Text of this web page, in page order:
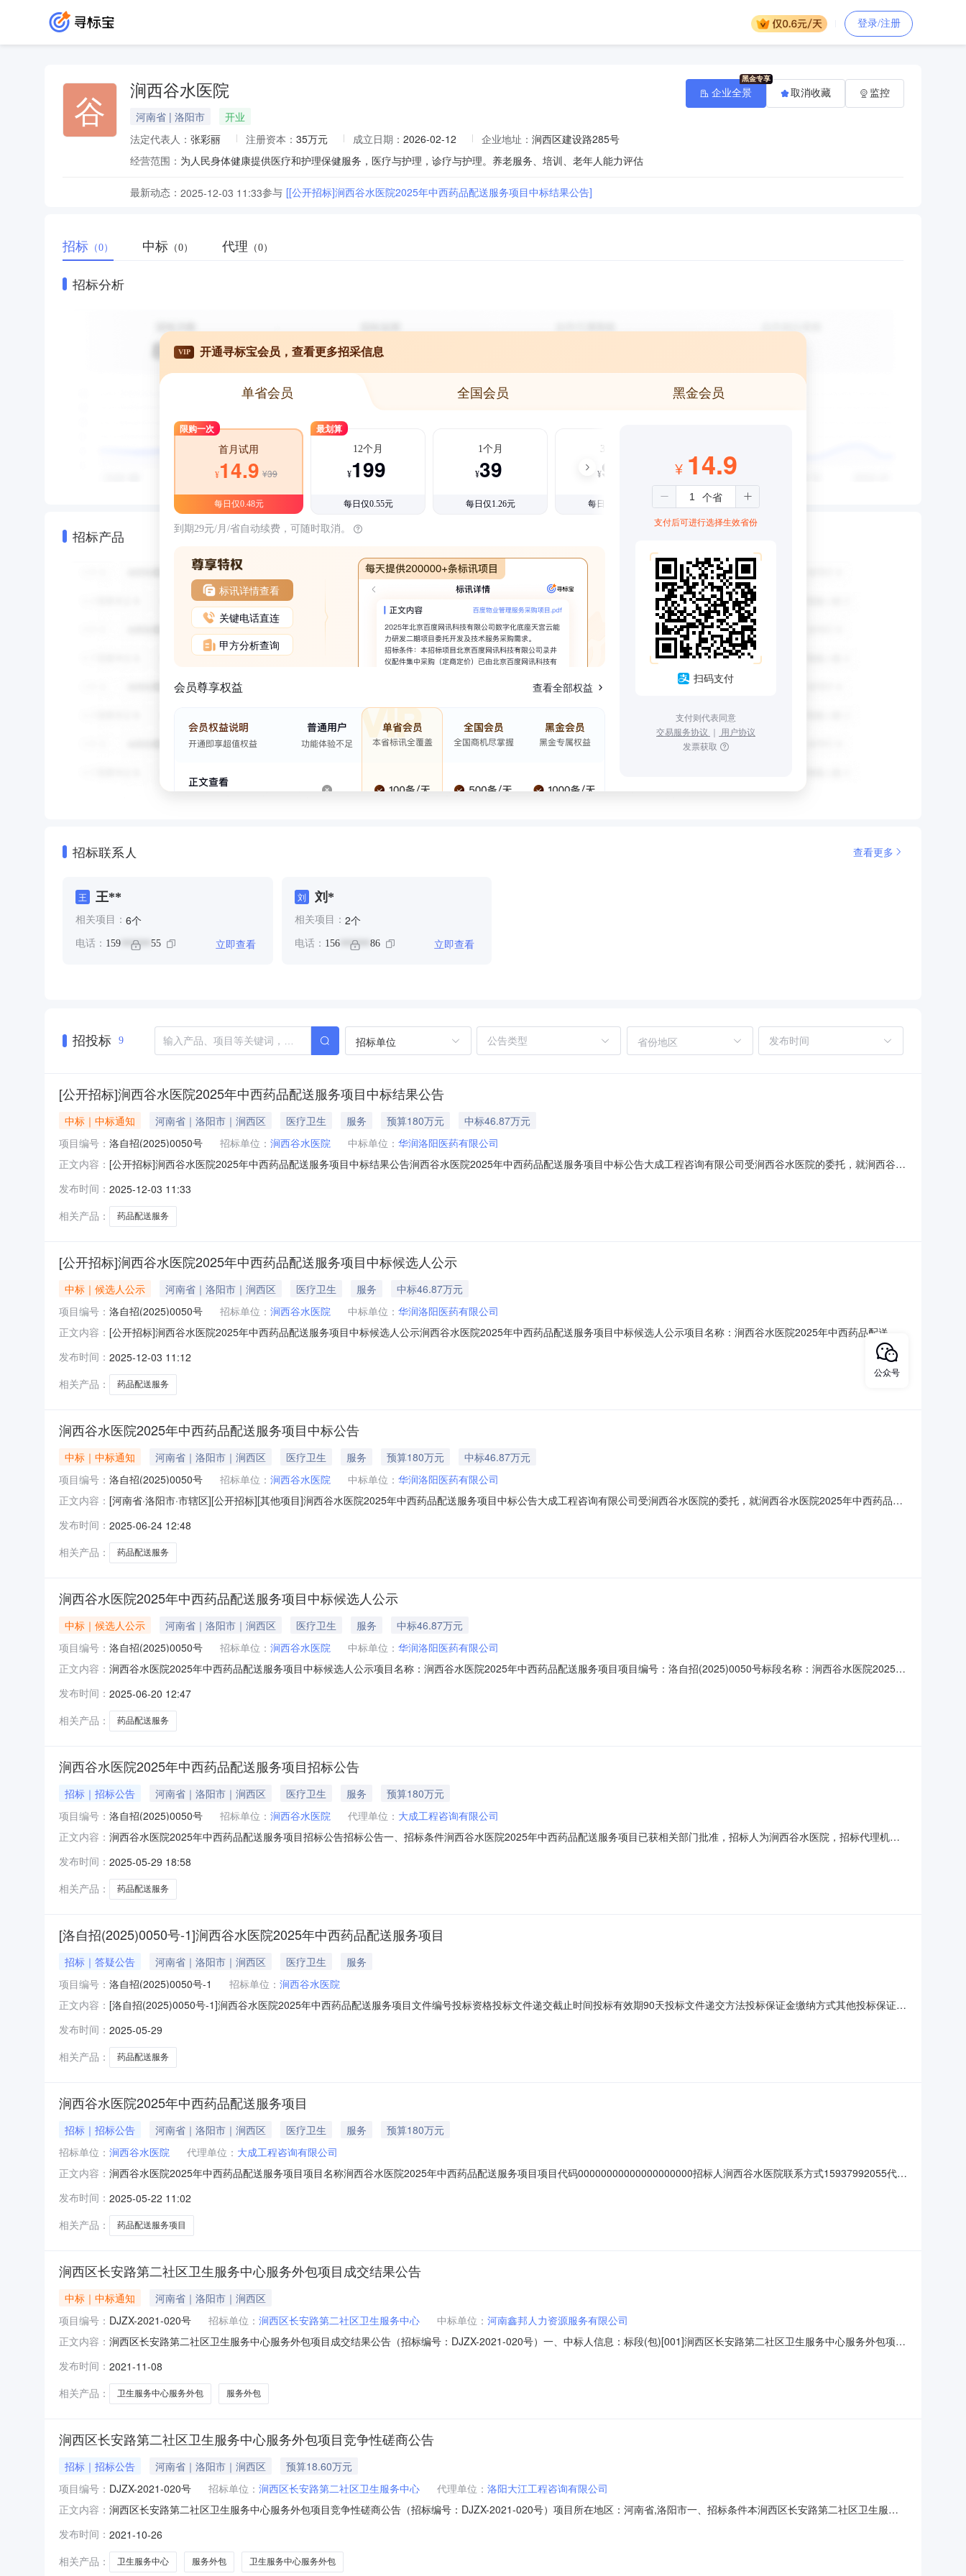
登录/注册
谷 涧西谷水医院
河南省 | 洛阳市
开业
法定代表人： 张彩丽 注册资本： 35万元 成立日期： 2026-02-12 企业地址： 涧西区建设路285号
经营范围： 为人民身体健康提供医疗和护理保健服务，医疗与护理，诊疗与护理。养老服务、培训、老年人能力评估
最新动态： 2025-12-03 11:33参与 [[公开招标]涧西谷水医院2025年中西药品配送服务项目中标结果公告]
企业全景 取消收藏 监控
招标 （0） 中标 （0） 代理 （0）
招标分析
招标产品
VIP 开通寻标宝会员，查看更多招采信息
单省会员 全国会员 黑金会员
限购一次
首月试用
¥14.9 ¥39
每日仅0.48元
最划算
12个月
¥199
每日仅0.55元
1个月
¥39
每日仅1.26元
3个月
¥99
每日仅1.08元
到期29元/月/省自动续费，可随时取消。
标讯详情查看
关键电话直连
甲方分析查询
会员尊享权益 查看全部权益
¥ 14.9
支付后可进行选择生效省份
扫码支付
支付则代表同意
交易服务协议 ｜ 用户协议
发票获取
招标联系人 查看更多
王 王**
相关项目： 6个
电话： 159 ****** 55 立即查看
刘 刘*
相关项目： 2个
电话： 156****** 86 立即查看
招投标 9 招标单位 省份地区
[公开招标]涧西谷水医院2025年中西药品配送服务项目中标结果公告
中标｜中标通知 河南省｜洛阳市｜涧西区 医疗卫生 服务 预算180万元
中标46.87万元
项目编号： 洛自招(2025)0050号 招标单位： 涧西谷水医院 中标单位： 华润洛阳医药有限公司
正文内容： [公开招标]涧西谷水医院2025年中西药品配送服务项目中标结果公告涧西谷水医院2025年中西药品配送服务项目中标公告大成工程咨询有限公司受涧西谷水医院的委托，就涧西谷水
洛自招(2025)0050号2.项目名称：涧西谷水医院2025年中西药品配送服务项目3.采购方式：公开招标4.预算金额：1800000.00元招标控制价（最高限价）：西药品（含中成药）：
执
发布时间： 2025-12-03 11:33
相关产品：
药品配送服务
[公开招标]涧西谷水医院2025年中西药品配送服务项目中标候选人公示
中标｜候选人公示 河南省｜洛阳市｜涧西区 医疗卫生 服务
中标46.87万元
项目编号： 洛自招(2025)0050号 招标单位： 涧西谷水医院 中标单位： 华润洛阳医药有限公司
正文内容： [公开招标]涧西谷水医院2025年中西药品配送服务项目中标候选人公示涧西谷水医院2025年中西药品配送服务项目中标候选人公示项目名称：涧西谷水医院2025年中西药品配送服
468658.1元，西药品（含中成药）报价：执行河南省医疗保障公共服务平台挂网价格。服务期：1年。质量要求：达到国家及行业质量验收合格标准,满足招标人的相关要求。第二中
标候选人：河南九州
发布时间： 2025-12-03 11:12
相关产品：
药品配送服务
涧西谷水医院2025年中西药品配送服务项目中标公告
中标｜中标通知 河南省｜洛阳市｜涧西区 医疗卫生 服务 预算180万元
中标46.87万元
项目编号： 洛自招(2025)0050号 招标单位： 涧西谷水医院 中标单位： 华润洛阳医药有限公司
正文内容： [河南省·洛阳市·市辖区][公开招标][其他项目]涧西谷水医院2025年中西药品配送服务项目中标公告大成工程咨询有限公司受涧西谷水医院的委托，就涧西谷水医院2025年中西药品配
项目名称：涧西谷水医院2025年中西药品配送服务项目3.采购方式：公开招标4.预算金额：1800000.00元招标控制价（最高限价）：西药品（含中成药）：执行河南省医疗保障
发布时间： 2025-06-24 12:48
相关产品：
药品配送服务
涧西谷水医院2025年中西药品配送服务项目中标候选人公示
中标｜候选人公示 河南省｜洛阳市｜涧西区 医疗卫生 服务
中标46.87万元
项目编号： 洛自招(2025)0050号 招标单位： 涧西谷水医院 中标单位： 华润洛阳医药有限公司
正文内容： 涧西谷水医院2025年中西药品配送服务项目中标候选人公示项目名称：涧西谷水医院2025年中西药品配送服务项目项目编号：洛自招(2025)0050号标段名称：涧西谷水医院2025年
价格。服务期：1年。质量要求：达到国家及行业质量验收合格标准,满足招标人的相关要求。第二中标候选人：河南九州通医药有限公司中药饮片投标报价：393461.58元，西药品
（含中成
发布时间： 2025-06-20 12:47
相关产品：
药品配送服务
涧西谷水医院2025年中西药品配送服务项目招标公告
招标｜招标公告 河南省｜洛阳市｜涧西区 医疗卫生 服务
预算180万元
项目编号： 洛自招(2025)0050号 招标单位： 涧西谷水医院 代理单位： 大成工程咨询有限公司
正文内容： 涧西谷水医院2025年中西药品配送服务项目招标公告招标公告一、招标条件涧西谷水医院2025年中西药品配送服务项目已获相关部门批准，招标人为涧西谷水医院，招标代理机构
名称：涧西谷水医院2025年中西药品配送服务项目3.采购方式：公开招标4.预算金额：1800000.00元招标控制价（最高限价）：西药品（含中成药）：执行河南省医疗保障公共服
务平台挂
发布时间： 2025-05-29 18:58
相关产品：
药品配送服务
[洛自招(2025)0050号-1]涧西谷水医院2025年中西药品配送服务项目
招标｜答疑公告 河南省｜洛阳市｜涧西区 医疗卫生
服务
项目编号： 洛自招(2025)0050号-1 招标单位： 涧西谷水医院
正文内容： [洛自招(2025)0050号-1]涧西谷水医院2025年中西药品配送服务项目文件编号投标资格投标文件递交截止时间投标有效期90天投标文件递交方法投标保证金缴纳方式其他投标保证金
件澄清与修改的主要内容递交时间
发布时间： 2025-05-29
相关产品：
药品配送服务
涧西谷水医院2025年中西药品配送服务项目
招标｜招标公告 河南省｜洛阳市｜涧西区 医疗卫生 服务
预算180万元
招标单位： 涧西谷水医院 代理单位： 大成工程咨询有限公司
正文内容： 涧西谷水医院2025年中西药品配送服务项目项目名称涧西谷水医院2025年中西药品配送服务项目项目代码00000000000000000000招标人涧西谷水医院联系方式15937992055代理
求。拟招标项目序号招标内容招标方式招标公告计划发布时间拟交易场所合同估算金额（万元）资金来源备注1涧西谷水医院2025年中西药品配送服务项目公开招标2025年
发布时间： 2025-05-22 11:02
相关产品：
药品配送服务项目
涧西区长安路第二社区卫生服务中心服务外包项目成交结果公告
中标｜中标通知
河南省｜洛阳市｜涧西区
项目编号： DJZX-2021-020号 招标单位： 涧西区长安路第二社区卫生服务中心 中标单位： 河南鑫邦人力资源服务有限公司
正文内容： 涧西区长安路第二社区卫生服务中心服务外包项目成交结果公告（招标编号：DJZX-2021-020号）一、中标人信息：标段(包)[001]涧西区长安路第二社区卫生服务中心服务外包项
三、成交信息供应商名称：河南鑫邦人力资源服务有限公司供应商地址：洛阳市建设路154号成交金额：185850.00元四、主要标的信息1、采购项目简要说明：长二社区承担承
发布时间： 2021-11-08
相关产品：
卫生服务中心服务外包 服务外包
涧西区长安路第二社区卫生服务中心服务外包项目竞争性磋商公告
招标｜招标公告 河南省｜洛阳市｜涧西区
预算18.60万元
项目编号： DJZX-2021-020号 招标单位： 涧西区长安路第二社区卫生服务中心 代理单位： 洛阳大江工程咨询有限公司
正文内容： 涧西区长安路第二社区卫生服务中心服务外包项目竞争性磋商公告（招标编号：DJZX-2021-020号）项目所在地区：河南省,洛阳市一、招标条件本涧西区长安路第二社区卫生服务
它方式。二、项目概况和招标范围规模：长二社区承担承担公共卫生服务任务，新增新冠疫苗注射及对社区居民开展防疫工作，各岗位人员不足情况严重，为满足涧西区长安路第二
社区卫生服务中心及长二社区的
发布时间： 2021-10-26
相关产品：
卫生服务中心 服务外包 卫生服务中心服务外包
公众号